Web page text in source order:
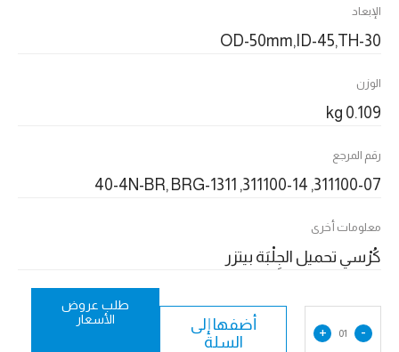
الإبعاد
OD-50mm,ID-45,TH-30
الوزن
0.109 kg
رقم المرجع
311100-07, 311100-14, 40-4N-BR, BRG-1311
معلومات أخرى
كُرْسي تحميل الجِلْبَة بيتزر
-
01
+
أضفها إلى
السلة
طلب عروض
الأسعار